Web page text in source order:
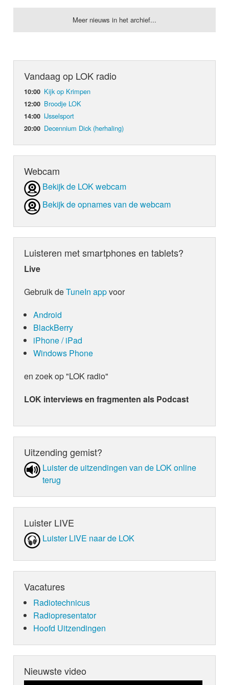
Meer nieuws in het archief...
Vandaag op LOK radio
10:00 Kijk op Krimpen
12:00 Broodje LOK
14:00 IJsselsport
20:00 Decennium Dick (herhaling)
Webcam
Bekijk de LOK webcam
Bekijk de opnames van de webcam
Luisteren met smartphones en tablets?
Live
Gebruik deTuneIn appvoor
Android
BlackBerry
iPhone / iPad
Windows Phone
en zoek op "LOK radio"
LOK interviews en fragmenten als Podcast
Uitzending gemist?
Luister de uit­zen­din­gen van de LOK online
terug
Luister LIVE
Luister LIVE naar de LOK
Vacatures
Radiotechnicus
Radiopresentator
Hoofd Uitzendingen
Nieuwste video